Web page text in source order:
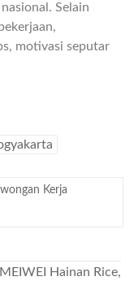
Selain
motivasi seputar
Kerja
Hainan Rice,